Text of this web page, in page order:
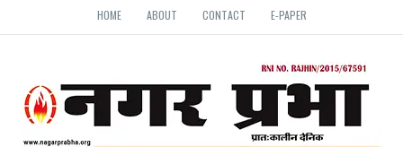
HOME ABOUT CONTACT E-PAPER